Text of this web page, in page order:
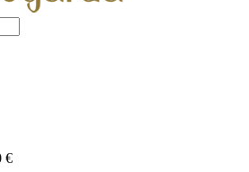
€